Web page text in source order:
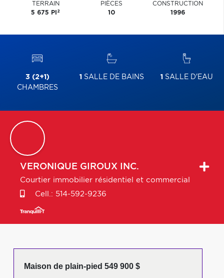
TERRAIN
5 675 PI 2
PIÈCES
10
CONSTRUCTION
1996
3 (2+1)
CHAMBRES
1 SALLE DE BAINS 1 SALLE D'EAU
VERONIQUE GIROUX INC.
Courtier immobilier résidentiel et commercial
Cell.: 514-592-9236
Maison de plain-pied 549 900 $